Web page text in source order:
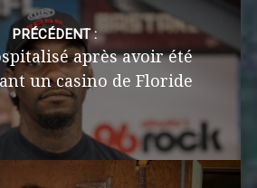
PRÉCÉDENT :
après avoir été
un casino de Floride